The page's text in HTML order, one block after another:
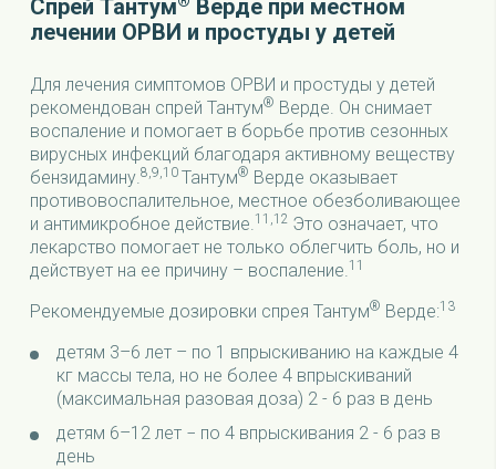
Спрей Тантум
Верде при местном
лечении ОРВИ и простуды у детей
Для лечения симптомов ОРВИ и простуды у детей
рекомендован спрей Тантум® Верде. Он снимает
воспаление и помогает в борьбе против сезонных
вирусных инфекций благодаря активному веществу
бензидамину.8,9,10 Тантум® Верде оказывает
противовоспалительное, местное обезболивающее
и антимикробное действие.11,12 Это означает, что
лекарство помогает не только облегчить боль, но и
действует на ее причину – воспаление.11
Рекомендуемые дозировки спрея Тантум® Верде:13
детям 3–6 лет – по 1 впрыскиванию на каждые 4
кг массы тела, но не более 4 впрыскиваний
(максимальная разовая доза) 2 - 6 раз в день
детям 6–12 лет − по 4 впрыскивания 2 - 6 раз в
день